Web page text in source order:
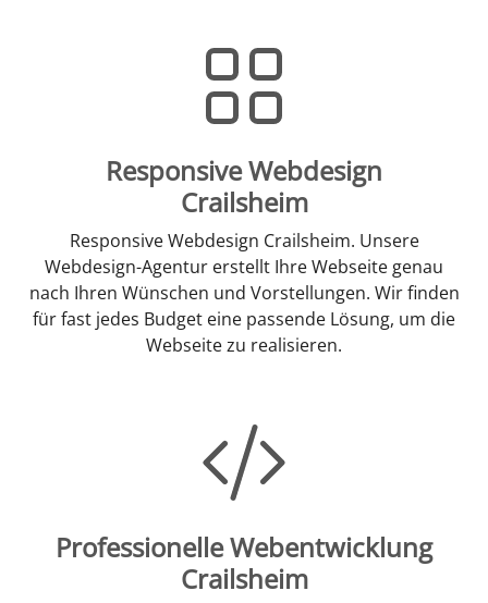
Responsive Webdesign
Crailsheim
Responsive Webdesign Crailsheim. Unsere
Webdesign-Agentur erstellt Ihre Webseite genau
nach Ihren Wünschen und Vorstellungen. Wir finden
für fast jedes Budget eine passende Lösung, um die
Webseite zu realisieren.
Professionelle Webentwicklung
Crailsheim